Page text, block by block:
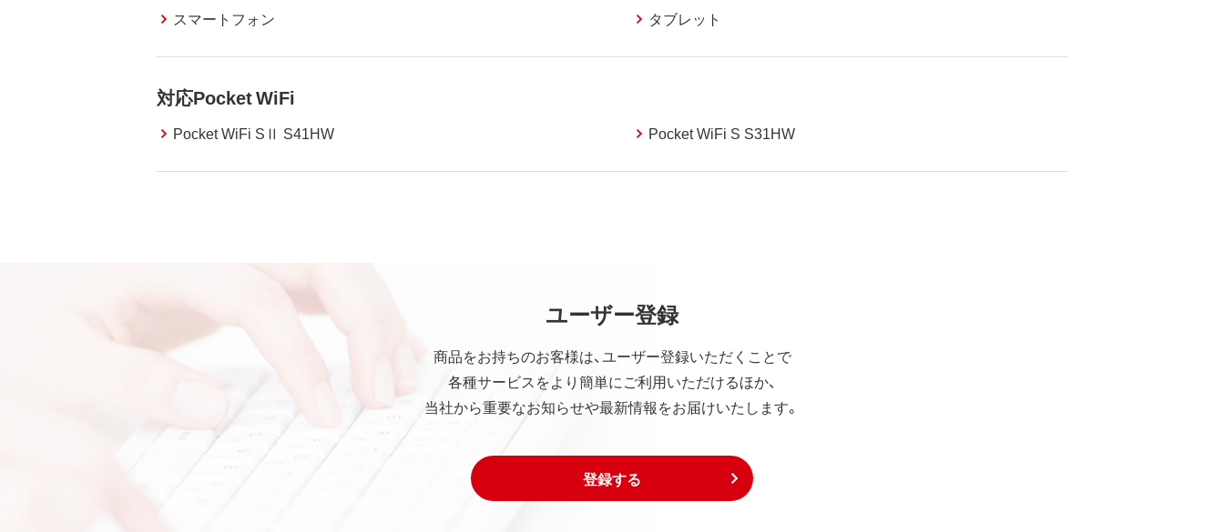
スマートフォン タブレット
対応Pocket WiFi
Pocket WiFi SⅡ S41HW Pocket WiFi S S31HW
ユーザー登録
商品をお持ちのお客様は、ユーザー登録いただくことで
各種サービスをより簡単にご利用いただけるほか、
当社から重要なお知らせや最新情報をお届けいたします。
登録する